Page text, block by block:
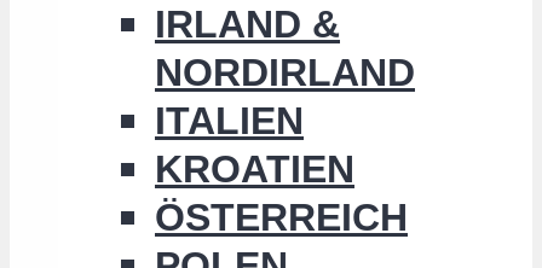
IRLAND &
NORDIRLAND
ITALIEN
KROATIEN
ÖSTERREICH